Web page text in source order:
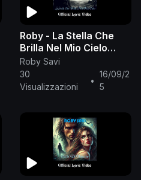
Roby - La Stella Che
Brilla Nel Mio Cielo
(Official Lyric Video)
Roby Savi
30
Visualizzazioni
•
16/09/2
5